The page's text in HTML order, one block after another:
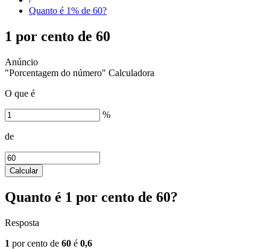
Quanto é 1% de 60?
1 por cento de 60
"Porcentagem do número" Calculadora
O que é
%
de
Calcular
Quanto é 1 por cento de 60?
Resposta
1 por cento de 60 é 0,6